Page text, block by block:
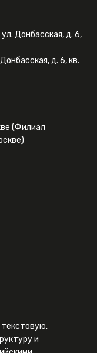
Донбасская, д. 6,
д. 6, кв.
(Филиал
текстовую,
и